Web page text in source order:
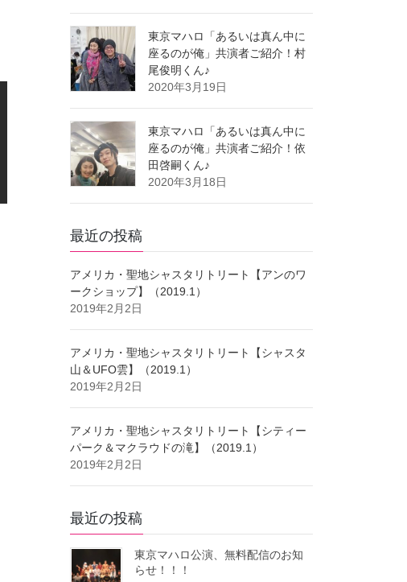
東京マハロ「あるいは真ん中に
座るのが俺」共演者ご紹介！村
尾俊明くん♪
2020年3月19日
東京マハロ「あるいは真ん中に
座るのが俺」共演者ご紹介！依
田啓嗣くん♪
2020年3月18日
最近の投稿
アメリカ・聖地シャスタリトリート【アンのワ
ークショップ】（2019.1）
2019年2月2日
アメリカ・聖地シャスタリトリート【シャスタ
山＆UFO雲】（2019.1）
2019年2月2日
アメリカ・聖地シャスタリトリート【シティー
パーク＆マクラウドの滝】（2019.1）
2019年2月2日
最近の投稿
東京マハロ公演、無料配信のお知
らせ！！！